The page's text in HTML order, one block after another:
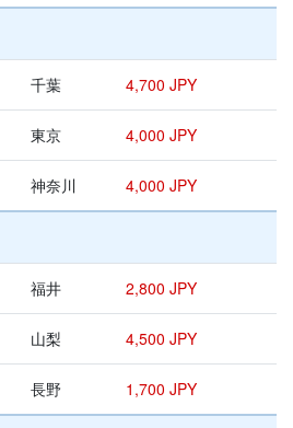
千葉 4,700 JPY
東京 4,000 JPY
神奈川 4,000 JPY
福井 2,800 JPY
山梨 4,500 JPY
長野 1,700 JPY